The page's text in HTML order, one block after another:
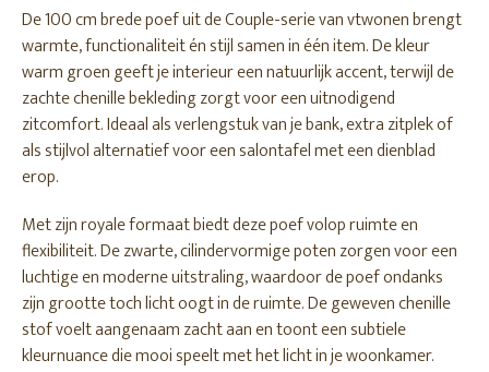
De 100 cm brede poef uit de Couple-serie van vtwonen brengt
warmte, functionaliteit én stijl samen in één item. De kleur
warm groen geeft je interieur een natuurlijk accent, terwijl de
zachte chenille bekleding zorgt voor een uitnodigend
zitcomfort. Ideaal als verlengstuk van je bank, extra zitplek of
als stijlvol alternatief voor een salontafel met een dienblad
erop.
Met zijn royale formaat biedt deze poef volop ruimte en
flexibiliteit. De zwarte, cilindervormige poten zorgen voor een
luchtige en moderne uitstraling, waardoor de poef ondanks
zijn grootte toch licht oogt in de ruimte. De geweven chenille
stof voelt aangenaam zacht aan en toont een subtiele
kleurnuance die mooi speelt met het licht in je woonkamer.